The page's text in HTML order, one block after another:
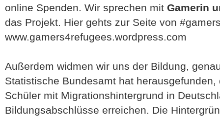
online Spenden. Wir sprechen mit Gamerin
das Projekt. Hier gehts zur Seite von
www.gamers4refugees.wordpress.com
Außerdem widmen wir uns der Bildung,
Statistische Bundesamt hat
Schüler mit Migrationshintergrund in
Bildungsabschlüsse erreichen. Die